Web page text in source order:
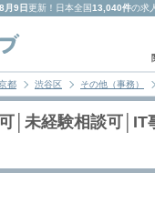
8月9日更新！日本全国13,040件の求
都 渋谷区 その他（事務）
│未経験相談可│IT